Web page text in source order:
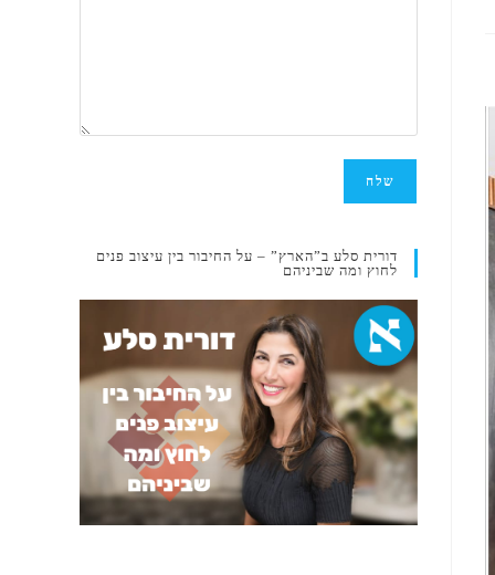
דורית סלע ב”הארץ” – על החיבור בין עיצוב פנים
לחוץ ומה שביניהם